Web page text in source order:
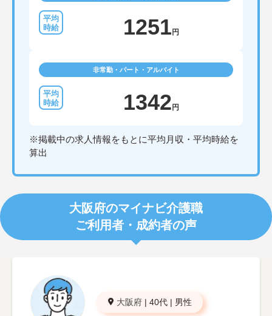
1251円
非常勤・パート・アルバイト
1342円
※掲載中の求人情報をもとに平均月収・平均時給を
算出
大阪府のマイナビ介護職
ご利用者・成約者の声
大阪府 | 40代 | 男性